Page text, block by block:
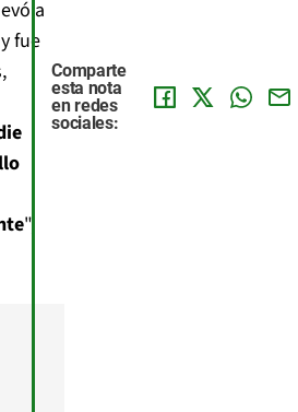
a
fue
",
Comparte
esta nota
en redes
sociales: